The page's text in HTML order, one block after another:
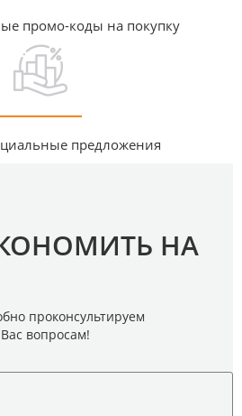
промо-коды на покупку
предложения
НА
проконсультируем
вопросам!